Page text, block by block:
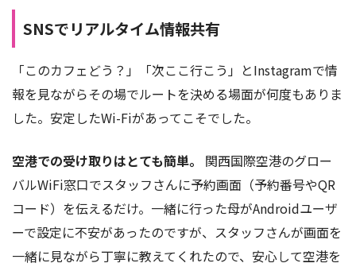
SNSでリアルタイム情報共有
「このカフェどう？」「次ここ行こう」とInstagramで情
報を見ながらその場でルートを決める場面が何度もありま
した。安定したWi-Fiがあってこそでした。
空港での受け取りはとても簡単。
関西国際空港のグロー
バルWiFi窓口でスタッフさんに予約画面（予約番号やQR
コード）を伝えるだけ。一緒に行った母がAndroidユーザ
ーで設定に不安があったのですが、スタッフさんが画面を
一緒に見ながら丁寧に教えてくれたので、安心して空港を